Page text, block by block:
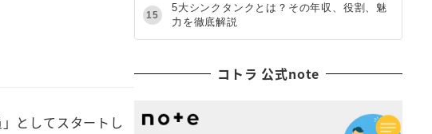
としてスタートし
15
5大シンクタンクとは？その年収、役割、魅
力を徹底解説
コトラ 公式note